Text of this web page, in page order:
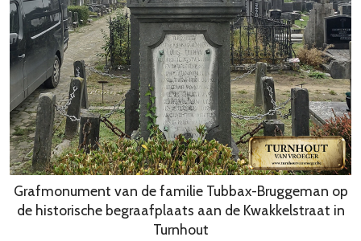
Grafmonument van de familie Tubbax-Bruggeman op
de historische begraafplaats aan de Kwakkelstraat in
Turnhout